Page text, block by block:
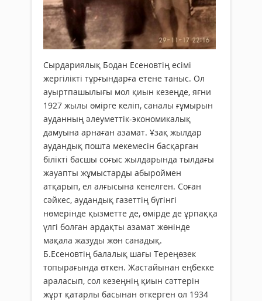
Сырдариялық Бодан Есеновтің есімі
жергілікті тұрғындарға етене таныс. Ол
ауыртпашылығы мол қиын кезеңде, яғни
1927 жылы өмірге келіп, саналы ғұмырын
ауданның әлеуметтік-экономикалық
дамуына арнаған азамат. Ұзақ жылдар
аудандық пошта мекемесін басқарған
білікті басшы соғыс жылдарында тылдағы
жауапты жұмыстарды абыроймен
атқарып, ел алғысына кенелген. Соған
сәйкес, аудандық газеттің бүгінгі
нөмерінде қызметте де, өмірде де ұрпаққа
үлгі болған ардақты азамат жөнінде
мақала жазуды жөн санадық.
Б.Есеновтің балалық шағы Тереңөзек
топырағында өткен. Жастайынан еңбекке
араласып, сол кезеңнің қиын сәттерін
жұрт қатарлы басынан өткерген ол 1934